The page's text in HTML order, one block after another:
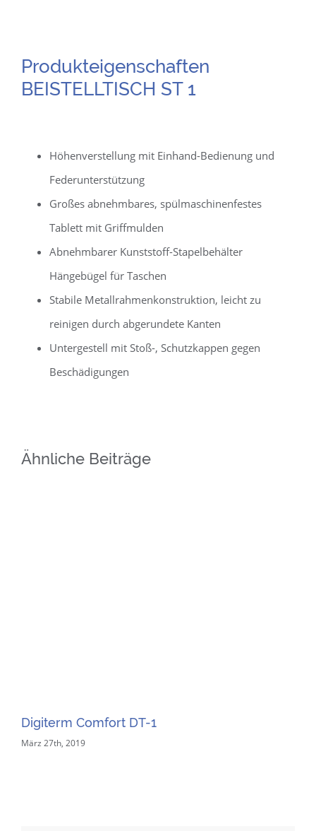
Produkteigenschaften
BEISTELLTISCH ST 1
Höhenverstellung mit Einhand-Bedienung und
Federunterstützung
Großes abnehmbares, spülmaschinenfestes
Tablett mit Griffmulden
Abnehmbarer Kunststoff-Stapelbehälter
Hängebügel für Taschen
Stabile Metallrahmenkonstruktion, leicht zu
reinigen durch abgerundete Kanten
Untergestell mit Stoß-, Schutzkappen gegen
Beschädigungen
Ähnliche Beiträge
Digiterm Comfort DT-1
März 27th, 2019